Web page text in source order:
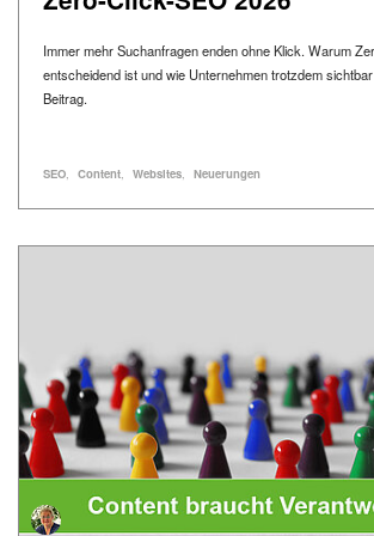
Immer mehr Suchanfragen enden ohne Klick. Warum
entscheidend ist und wie Unternehmen trotzdem
Beitrag.
Schlagworte
Alle Blogartikel mit dem Schlagwort "
SEO" anzeigen
Alle Blogartikel mit dem Schlagwort "
Content" anzeigen
Alle Blogartikel mit dem Schlagwort "
Websites" anzeigen
Alle Blogartikel mit dem
Neuerungen